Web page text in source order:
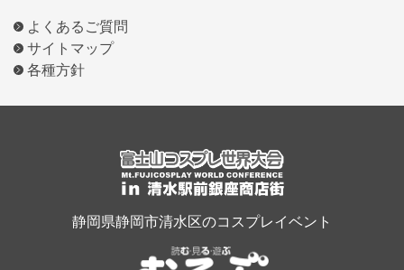
よくあるご質問
サイトマップ
各種方針
静岡県静岡市清水区のコスプレイベント